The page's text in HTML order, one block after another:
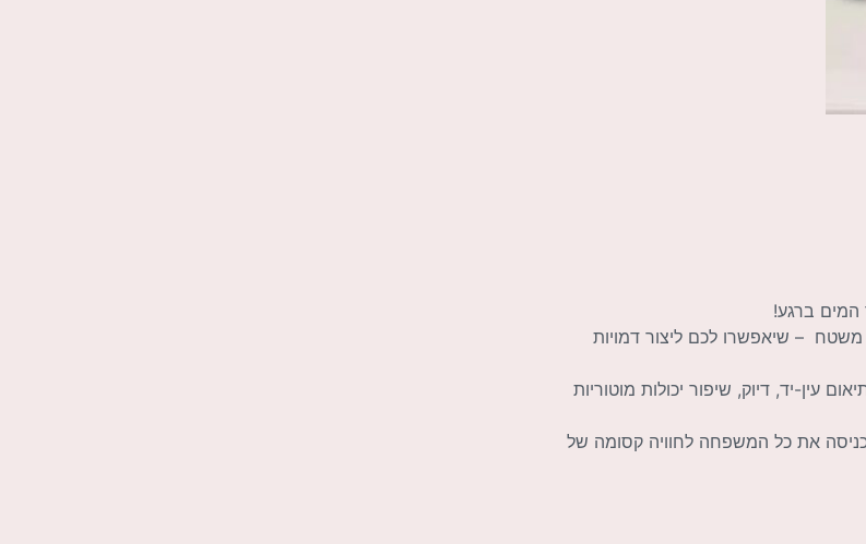
ברגע!
בצבעים מגוונים וכפית משטח – שיאפשרו לכם ליצור דמויות
עין-יד, דיוק, שיפור יכולות מוטוריות
את כל המשפחה לחוויה קסומה של